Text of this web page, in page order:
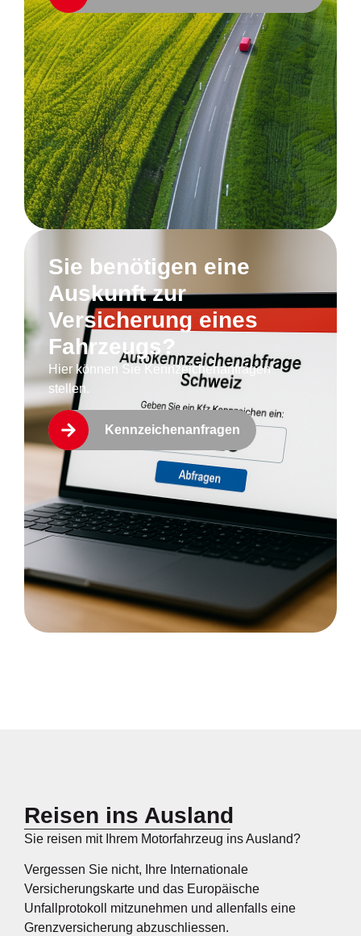
Sie benötigen eine
Auskunft zur
Versicherung eines
Fahrzeugs?
Hier können Sie Kennzeichenanfragen
stellen.
Kennzeichenanfragen
Reisen ins Ausland
Sie reisen mit Ihrem Motorfahrzeug ins Ausland?
Vergessen Sie nicht, Ihre Internationale
Versicherungskarte und das Europäische
Unfallprotokoll mitzunehmen und allenfalls eine
Grenzversicherung abzuschliessen.